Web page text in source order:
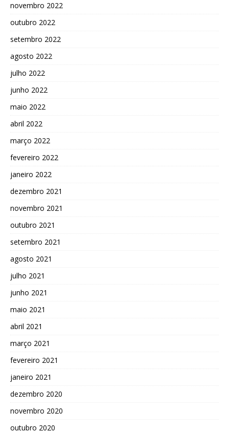
novembro 2022
outubro 2022
setembro 2022
agosto 2022
julho 2022
junho 2022
maio 2022
abril 2022
março 2022
fevereiro 2022
janeiro 2022
dezembro 2021
novembro 2021
outubro 2021
setembro 2021
agosto 2021
julho 2021
junho 2021
maio 2021
abril 2021
março 2021
fevereiro 2021
janeiro 2021
dezembro 2020
novembro 2020
outubro 2020